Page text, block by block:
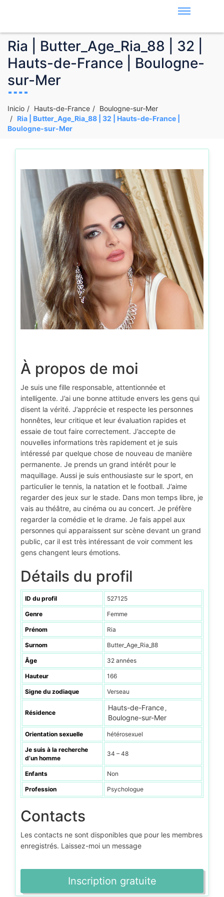
Ria | Butter_Age_Ria_88 | 32 |
Hauts-de-France | Boulogne-
sur-Mer
Inicio Hauts-de-France
Boulogne-sur-Mer
Ria | Butter_Age_Ria_88 | 32 | Hauts-de-France |
Boulogne-sur-Mer
À propos de moi
Je suis une fille responsable, attentionnée et
intelligente. J’ai une bonne attitude envers les gens qui
disent la vérité. J’apprécie et respecte les personnes
honnêtes, leur critique et leur évaluation rapides et
essaie de tout faire correctement. J’accepte de
nouvelles informations très rapidement et je suis
intéressé par quelque chose de nouveau de manière
permanente. Je prends un grand intérêt pour le
maquillage. Aussi je suis enthousiaste sur le sport, en
particulier le tennis, la natation et le football. J’aime
regarder des jeux sur le stade. Dans mon temps libre, je
vais au théâtre, au cinéma ou au concert. Je préfère
regarder la comédie et le drame. Je fais appel aux
personnes qui apparaissent sur scène devant un grand
public, car il est très intéressant de voir comment les
gens changent leurs émotions.
Détails du profil
ID du profil 527125
Genre Femme
Prénom Ria
Surnom Butter_Age_Ria_88
Âge 32 années
Hauteur 166
Signe du zodiaque Verseau
Résidence
Hauts-de-France ,
Boulogne-sur-Mer
Orientation sexuelle hétérosexuel
Je suis à la recherche
d’un homme
34 – 48
Enfants Non
Profession Psychologue
Contacts
Les contacts ne sont disponibles que pour les membres
enregistrés. Laissez-moi un message
Inscription gratuite